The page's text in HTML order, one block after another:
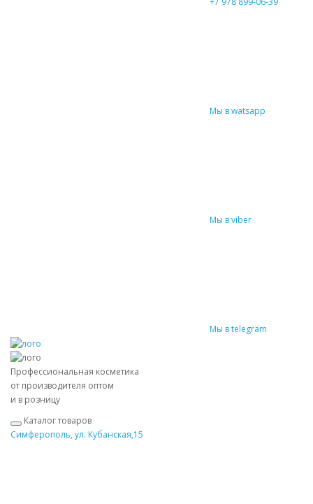
Мы в watsapp
Мы в viber
Мы в telegram
Профессиональная косметика
от производителя оптом
и в розницу
Каталог товаров
Симферополь, ул. Кубанская,15